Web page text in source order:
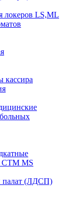
локеров LS,ML
кассира
CTM MS
палат (ЛДСП)